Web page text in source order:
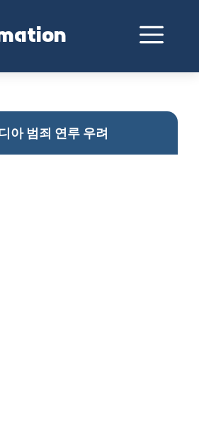
아 범죄 연루 우려